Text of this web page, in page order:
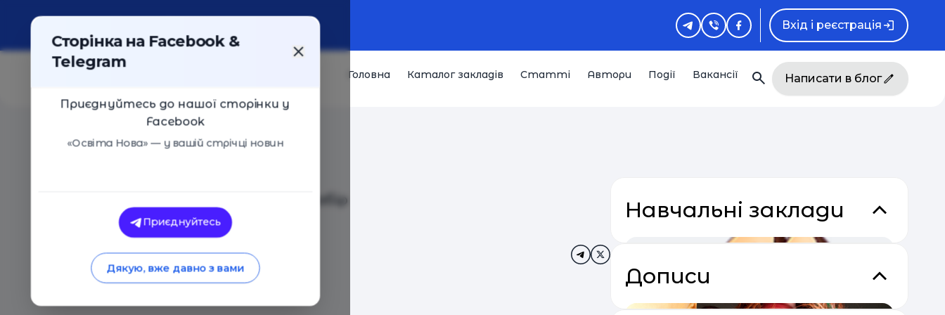
Вхід і реєстрація
Головна Каталог закладів Статті Автори Події Вакансії Написати в блог
Мрійники - літній дитячий табір
Мрійники - літній дитячий табір
26 Червня 2017 4465
Навчальні заклади
Дописи
Сторінка на Facebook &
Telegram
Приєднуйтесь до нашої сторінки у
Facebook
«Освіта Нова» — у вашій стрічці новин
Приєднуйтесь
Дякую, вже давно з вами